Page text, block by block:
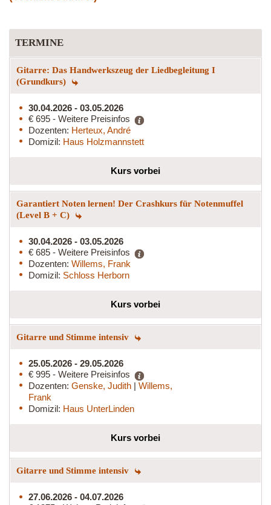
TERMINE
Gitarre: Das Handwerkszeug der Liedbegleitung I
(Grundkurs)
30.04.2026 - 03.05.2026
€ 695 - Weitere Preisinfos
Dozenten: Herteux, André
Domizil: Haus Holzmannstett
Kurs vorbei
Garantiert Noten lernen! Der Crashkurs für Notenmuffel
(Level B + C)
30.04.2026 - 03.05.2026
€ 685 - Weitere Preisinfos
Dozenten: Willems, Frank
Domizil: Schloss Herborn
Kurs vorbei
Gitarre und Stimme intensiv
25.05.2026 - 29.05.2026
€ 995 - Weitere Preisinfos
Dozenten: Genske, Judith | Willems,
Frank
Domizil: Haus UnterLinden
Kurs vorbei
Gitarre und Stimme intensiv
27.06.2026 - 04.07.2026